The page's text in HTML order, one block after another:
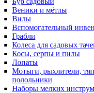
Веники и мётлы
Вилы
Вспомогательный
Грабли
Колеса для садовых
Косы, серпы и пилы
Лопаты
Мотыги, рыхлители,
полольники
Наборы мелких